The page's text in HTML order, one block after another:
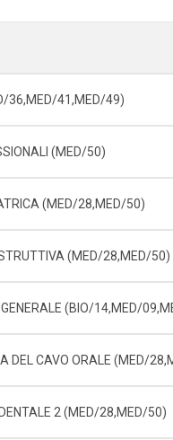
36,MED/41,MED/49)
(MED/50)
(MED/28,MED/50)
(MED/28,MED/50)
GENERALE (BIO/14,MED/
DEL CAVO ORALE (MED/
2 (MED/28,MED/50)